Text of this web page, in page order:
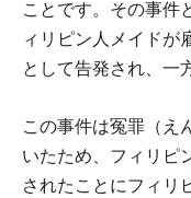
ことです。その事件
ィリピン人メイドが
として告発され、一
この事件は冤罪（え
いたため、フィリピ
されたことにフィリ